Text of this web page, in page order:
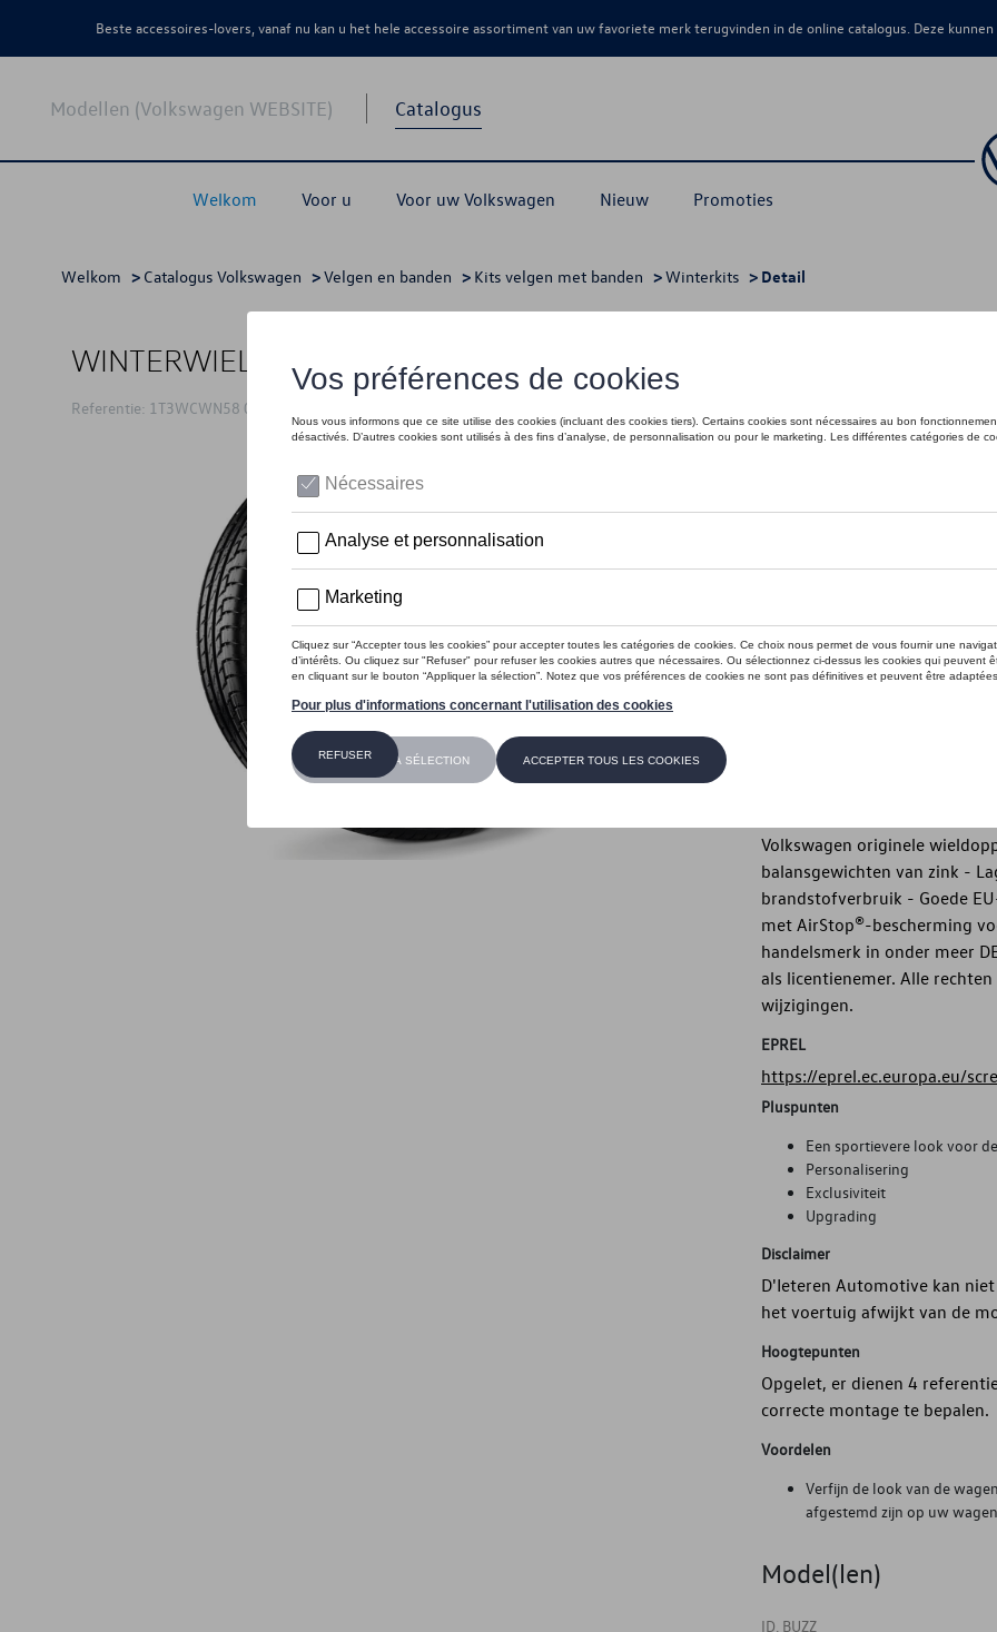
Beste accessoires-lovers, vanaf nu kan u het hele accessoire assortiment van uw favoriete merk terugvinden in de online catalogus. Deze
Modellen (Volkswagen WEBSITE) Catalogus
Welkom Voor u Voor uw Volkswagen Nieuw Promoties
Welkom > Catalogus Volkswagen >Velgen en banden > Kits velgen met banden >Winterkits > Detail
WINTERWIELENSET 18"
Referentie: 1T3WCWN58 03C
Dit product is momenteel niet op
Introductie
Volkswagen originele
balansgewichten van zink -
brandstofverbruik - Goede
met AirStop®-bescherming
handelsmerk in onder meer
als licentienemer. Alle
wijzigingen.
EPREL
https://eprel.ec.europa.eu/
Pluspunten
Een sportievere look voor
Personalisering
Exclusiviteit
Upgrading
Disclaimer
D'Ieteren Automotive kan
het voertuig afwijkt van de
Hoogtepunten
Opgelet, er dienen 4
correcte montage te bepalen.
Voordelen
Verfijn de look van de
afgestemd zijn op uw wagen
Model(len)
ID. BUZZ